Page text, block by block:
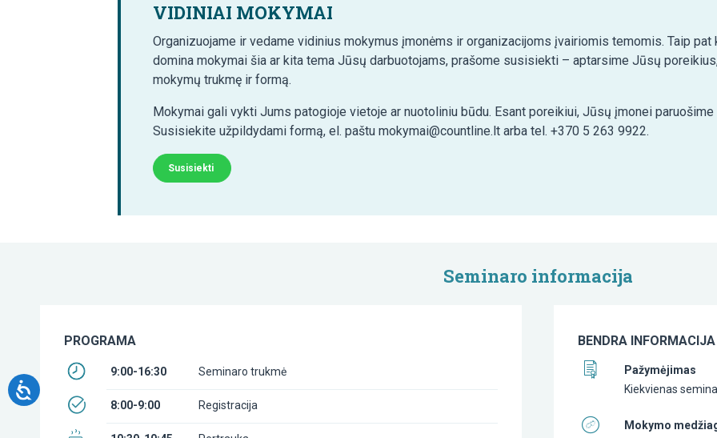
VIDINIAI MOKYMAI
Organizuojame ir vedame vidinius mokymus įmonėms ir organizacijoms įvairiomis temomis. Taip
domina mokymai šia ar kita tema Jūsų darbuotojams, prašome susisiekti – aptarsime Jūsų
mokymų trukmę ir formą.
Mokymai gali vykti Jums patogioje vietoje ar nuotoliniu būdu. Esant poreikiui, Jūsų įmonei
Susisiekite užpildydami formą, el. paštu mokymai@countline.lt arba tel. +370 5 263 9922.
Susisiekti
Seminaro informacija
PROGRAMA
9:00-16:30 Seminaro trukmė
8:00-9:00 Registracija
BENDRA INFORMACIJA
Pažymėjimas
Kiekvienas
Mokymo